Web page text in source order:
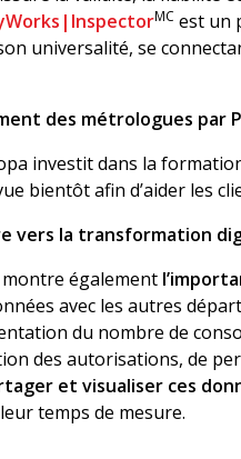
MC est un
universalité, se
des métrologues par
investit dans la
bientôt afin d’aider les
vers la transformation
également
avec les autres
du nombre de
des autorisations, de
et visualiser ces
temps de mesure.